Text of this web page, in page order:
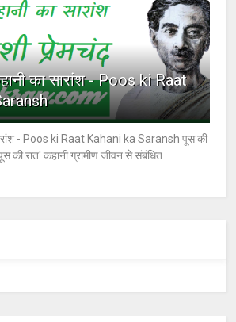
का सारांश - Poos ki Raat
- Poos ki Raat Kahani ka Saransh पूस की
की रात' कहानी ग्रामीण जीवन से संबंधित